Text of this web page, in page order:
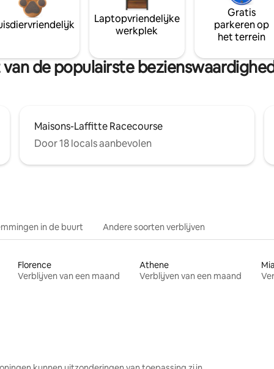
Laptopvriendelijke
werkplek
Gratis
parkeren op
het terrein
de populairste
Maisons-Laffitte Racecourse
Door 18 locals aanbevolen
in de buurt Andere soorten verblijven
Florence
Verblijven van een maand
Athene
Verblijven van een maand